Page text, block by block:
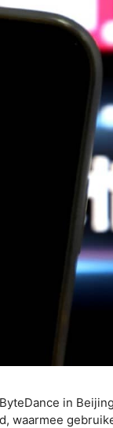
in
waarmee